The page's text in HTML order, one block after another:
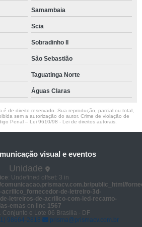
Samambaia
Scia
Sobradinho ll
São Sebastião
Taguatinga Norte
Águas Claras
de direito reservado. Sua reprodução, parcial ou total,
sem a autorização do autor. Crime de violação de
Penal – Lei 9610/98 - Lei de direitos autorais
visual e eventos
Unidade
: Undefined offset: 3 in
public_html/
acrilico_fornecedor-de-letreiro-3d-
letreiros-de-acrilico-com-led-recanto-
emas on line 1567
Conjunto e Lote 06 Brasília - DF
98664-2818 prisma@prismacv.com.br